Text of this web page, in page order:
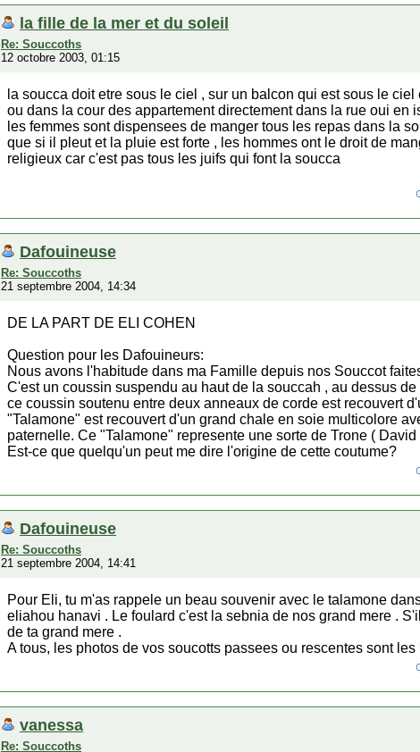
la fille de la mer et du soleil
Re: Souccoths
12 octobre 2003, 01:15
la soucca doit etre sous le ciel , sur un balcon qui est sous le
ou dans la cour des appartement directement dans la rue oui en
les femmes sont dispensees de manger tous les repas dans la
que si il pleut et la pluie est forte , les hommes ont le droit de
religieux car c'est pas tous les juifs qui font la soucca
Dafouineuse
Re: Souccoths
21 septembre 2004, 14:34
DE LA PART DE ELI COHEN
Question pour les Dafouineurs:
Nous avons l'habitude dans ma Famille depuis nos Souccot
C'est un coussin suspendu au haut de la souccah , au dessus
ce coussin soutenu entre deux anneaux de corde est recouvert
"Talamone" est recouvert d'un grand chale en soie multicolore
paternelle. Ce "Talamone" represente une sorte de Trone (
Est-ce que quelqu'un peut me dire l'origine de cette coutume?
Dafouineuse
Re: Souccoths
21 septembre 2004, 14:41
Pour Eli, tu m'as rappele un beau souvenir avec le talamone
eliahou hanavi . Le foulard c'est la sebnia de nos grand mere .
de ta grand mere .
A tous, les photos de vos soucotts passees ou rescentes sont
vanessa
Re: Souccoths